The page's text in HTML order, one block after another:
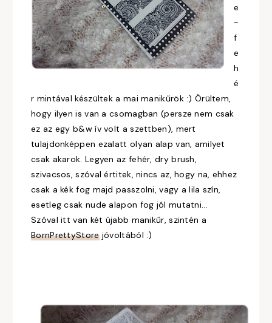
e
-
f
e
h
é
r mintával készültek a mai manikűrök :) Örültem,
hogy ilyen is van a csomagban (persze nem csak
ez az egy b&w ív volt a szettben), mert
tulajdonképpen ezalatt olyan alap van, amilyet
csak akarok. Legyen az fehér, dry brush,
szivacsos, szóval értitek, nincs az, hogy na, ehhez
csak a kék fog majd passzolni, vagy a lila szín,
esetleg csak nude alapon fog jól mutatni...
Szóval itt van két újabb manikűr, szintén a
BornPrettyStorejóvoltából :)